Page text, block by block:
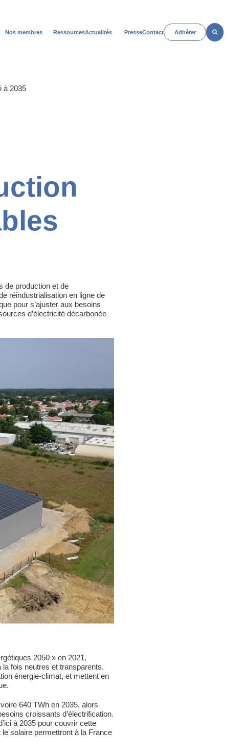
Nos membres RessourcesActualitésOpen
PresseContact Adhérer Rechercher
à 2035
de production et de
réindustrialisation en ligne de
pour s’ajuster aux besoins
d’électricité décarbonée
2050 » en 2021,
fois neutres et transparents.
énergie-climat, et mettent en
640 TWh en 2035, alors
croissants d’électrification.
à 2035 pour couvrir cette
solaire permettront à la France